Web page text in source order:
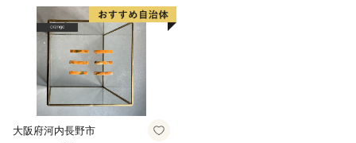
大阪府河内長野市